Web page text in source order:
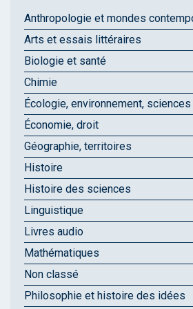
Anthropologie et mondes
Arts et essais littéraires
Biologie et santé
Chimie
Écologie, environnement,
Économie, droit
Géographie, territoires
Histoire
Histoire des sciences
Linguistique
Livres audio
Mathématiques
Non classé
Philosophie et histoire des idées